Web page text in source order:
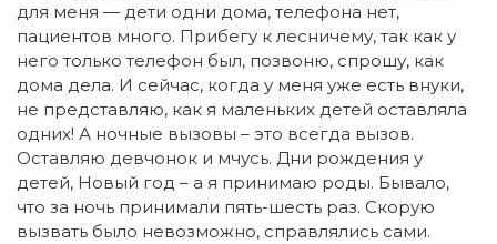
для меня — дети одни дома, телефона нет,
пациентов много. Прибегу к лесничему, так как у
него только телефон был, позвоню, спрошу, как
дома дела. И сейчас, когда у меня уже есть внуки,
не представляю, как я маленьких детей оставляла
одних! А ночные вызовы – это всегда вызов.
Оставляю девчонок и мчусь. Дни рождения у
детей, Новый год – а я принимаю роды. Бывало,
что за ночь принимали пять-шесть раз. Скорую
вызвать было невозможно, справлялись сами.